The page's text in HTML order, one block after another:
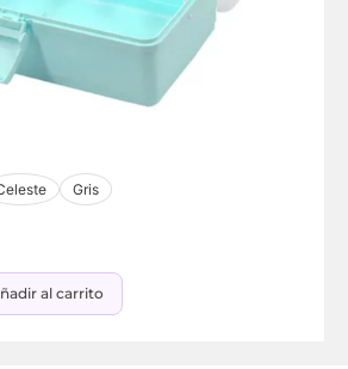
Gris
al carrito